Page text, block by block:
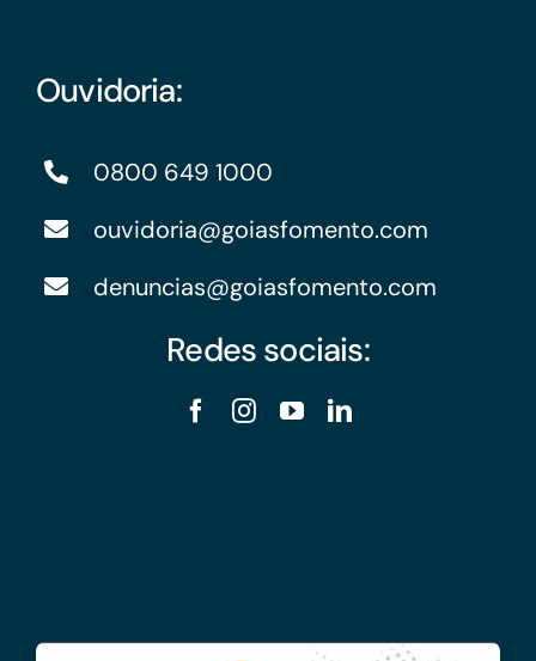
Ouvidoria:
0800 649 1000
ouvidoria@goiasfomento.com
denuncias@goiasfomento.com
Redes sociais: